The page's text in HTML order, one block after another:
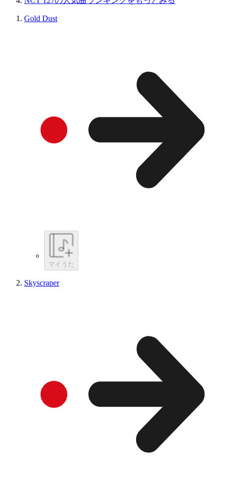
Gold Dust
マイうた
Skyscraper